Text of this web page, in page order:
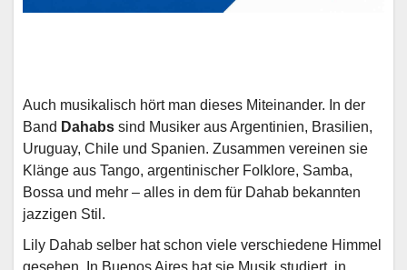
Auch musikalisch hört man dieses Miteinander. In der
Band Dahabs sind Musiker aus Argentinien, Brasilien,
Uruguay, Chile und Spanien. Zusammen vereinen sie
Klänge aus Tango, argentinischer Folklore, Samba,
Bossa und mehr – alles in dem für Dahab bekannten
jazzigen Stil.
Lily Dahab selber hat schon viele verschiedene Himmel